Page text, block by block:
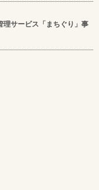
理サービス「まちぐり」事